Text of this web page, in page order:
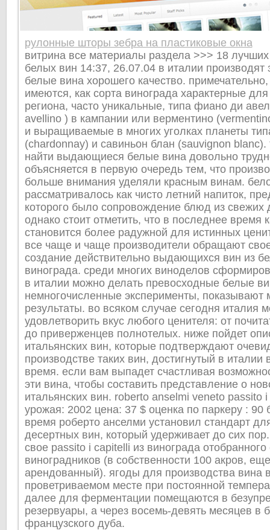
рулонные шторы зебра на пластиковые окна
витрина все материалы раздела >>> 18 лучших
белых вин 14:37, 26.07.04 в италии производят
белые вина хорошего качество. примечательно,
имеются, как сорта винограда характерные для
региона, часто уникальные, типа фиано ди
avellino ) в кампании или верментино
и выращиваемые в многих уголках планеты
(chardonnay) и савиньон блан (sauvignon
найти выдающиеся белые вина довольно
объясняется в первую очередь тем, что
больше внимания уделяли красным винам.
рассматривалось как чисто летний напиток,
которого было сопровождение блюд из свежих
однако стоит отметить, что в последнее время
становится более радужной для истинных
все чаще и чаще производители обращают
создание действительно выдающихся вин из
винограда. среди многих виноделов
в италии можно делать превосходные белые
немногочисленные эксперименты,
результаты. во всяком случае сегодня италия
удовлетворить вкус любого ценителя: от
до приверженцев полнотелых. ниже пойдет
итальянских вин, которые подтверждают
производстве таких вин, достигнутый в италии
время. если вам выпадет счастливая
эти вина, чтобы составить представление о
итальянских вин. roberto anselmi veneto passito
урожая: 2002 цена: 37 $ оценка по паркеру : 90
время роберто анселми установил стандарт
десертных вин, который удерживает до сих
свое passito i capitelli из винограда отобранного
виноградников (в собственности 100 акров,
арендованный). ягоды для производства вина
проветриваемом месте при постоянной
далее для ферментации помещаются в
резервуары, а через восемь-девять месяцев в
французского дуба.